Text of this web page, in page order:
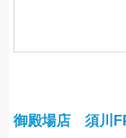
御殿場店 須川